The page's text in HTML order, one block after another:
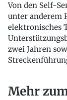
Von den Self-
unter anderem
elektronisches
zwei Jahren
Mehr